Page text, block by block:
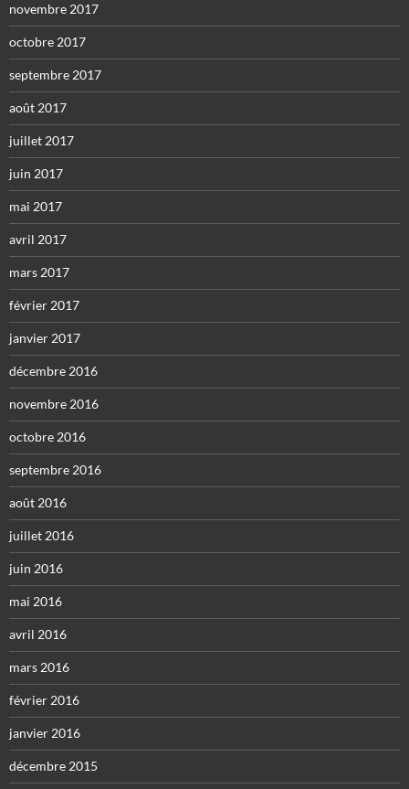
novembre 2017
octobre 2017
septembre 2017
août 2017
juillet 2017
juin 2017
mai 2017
avril 2017
mars 2017
février 2017
janvier 2017
décembre 2016
novembre 2016
octobre 2016
septembre 2016
août 2016
juillet 2016
juin 2016
mai 2016
avril 2016
mars 2016
février 2016
janvier 2016
décembre 2015